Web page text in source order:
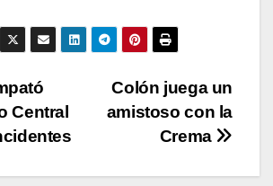
Li
n
ar
tir
Colón juega un
amistoso con la
Crema
Central